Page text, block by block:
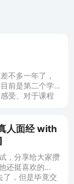
不多一年了，
前是第二个学
受、对于课程
人面经 with
，分享给大家攒
还挺喜欢的
，但是毕竟交